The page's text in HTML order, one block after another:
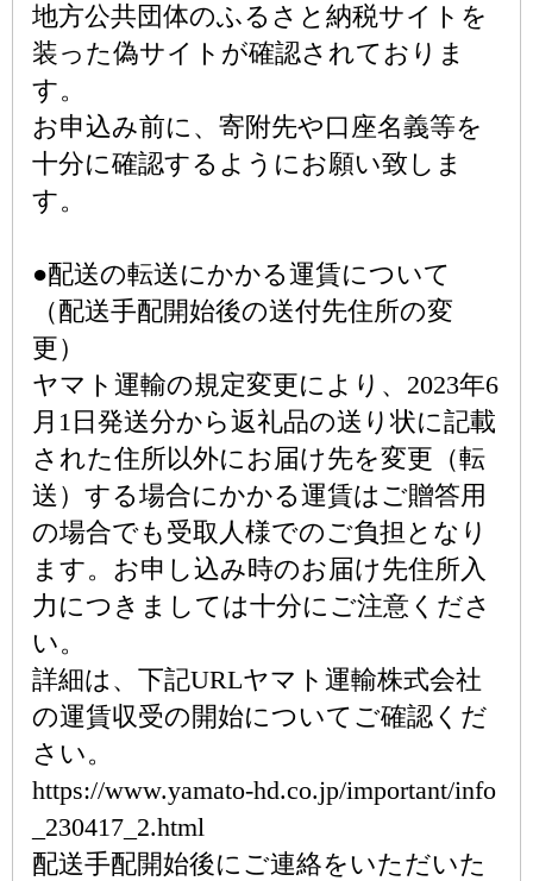
地方公共団体のふるさと納税サイトを
装った偽サイトが確認されておりま
す。
お申込み前に、寄附先や口座名義等を
十分に確認するようにお願い致しま
す。
●配送の転送にかかる運賃について
（配送手配開始後の送付先住所の変
更）
ヤマト運輸の規定変更により、2023年6
月1日発送分から返礼品の送り状に記載
された住所以外にお届け先を変更（転
送）する場合にかかる運賃はご贈答用
の場合でも受取人様でのご負担となり
ます。お申し込み時のお届け先住所入
力につきましては十分にご注意くださ
い。
詳細は、下記URLヤマト運輸株式会社
の運賃収受の開始についてご確認くだ
さい。
https://www.yamato-hd.co.jp/important/info
_230417_2.html
配送手配開始後にご連絡をいただいた